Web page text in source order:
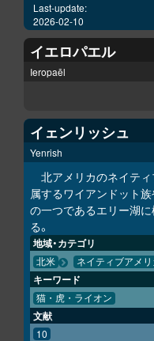
Last-update:
2026-02-10
イエロパエル
Ieropaēl
イェンリッシュ
Yenrish
北アメリカのネイテ
属するワイアンドット
の一つであるエリー湖
る。
地域・カテゴリ
北米 ネイティブアメリ
キーワード
猫・虎・ライオン
文献
10